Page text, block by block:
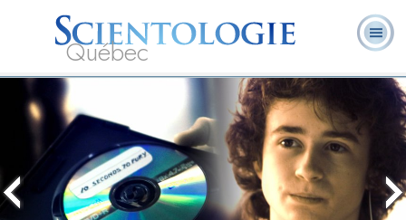
Québec
sujet
L. Ron Hubbard
Ministres
volontaires
Foire aux
questions
Livres